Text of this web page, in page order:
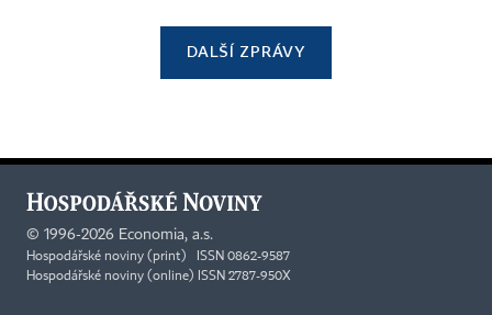
DALŠÍ ZPRÁVY
© 1996-2026 Economia, a.s.
Hospodářské noviny (print) ISSN 0862-9587
Hospodářské noviny (online) ISSN 2787-950X